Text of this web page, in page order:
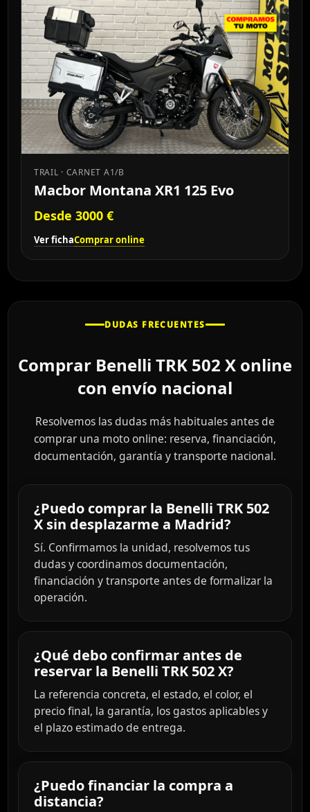
TRAIL · CARNET A1/B
Macbor Montana XR1 125 Evo
Desde 3000 €
Ver fichaComprar online
DUDAS FRECUENTES
Comprar Benelli TRK 502 X online
con envío nacional
Resolvemos las dudas más habituales antes de
comprar una moto online: reserva, financiación,
documentación, garantía y transporte nacional.
¿Puedo comprar la Benelli TRK 502
X sin desplazarme a Madrid?
Sí. Confirmamos la unidad, resolvemos tus
dudas y coordinamos documentación,
financiación y transporte antes de formalizar la
operación.
¿Qué debo confirmar antes de
reservar la Benelli TRK 502 X?
La referencia concreta, el estado, el color, el
precio final, la garantía, los gastos aplicables y
el plazo estimado de entrega.
¿Puedo financiar la compra a
distancia?